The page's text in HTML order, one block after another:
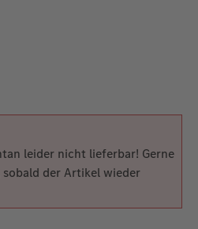
leider nicht lieferbar! Gerne
der Artikel wieder